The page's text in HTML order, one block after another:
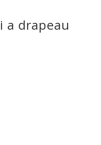
a drapeau